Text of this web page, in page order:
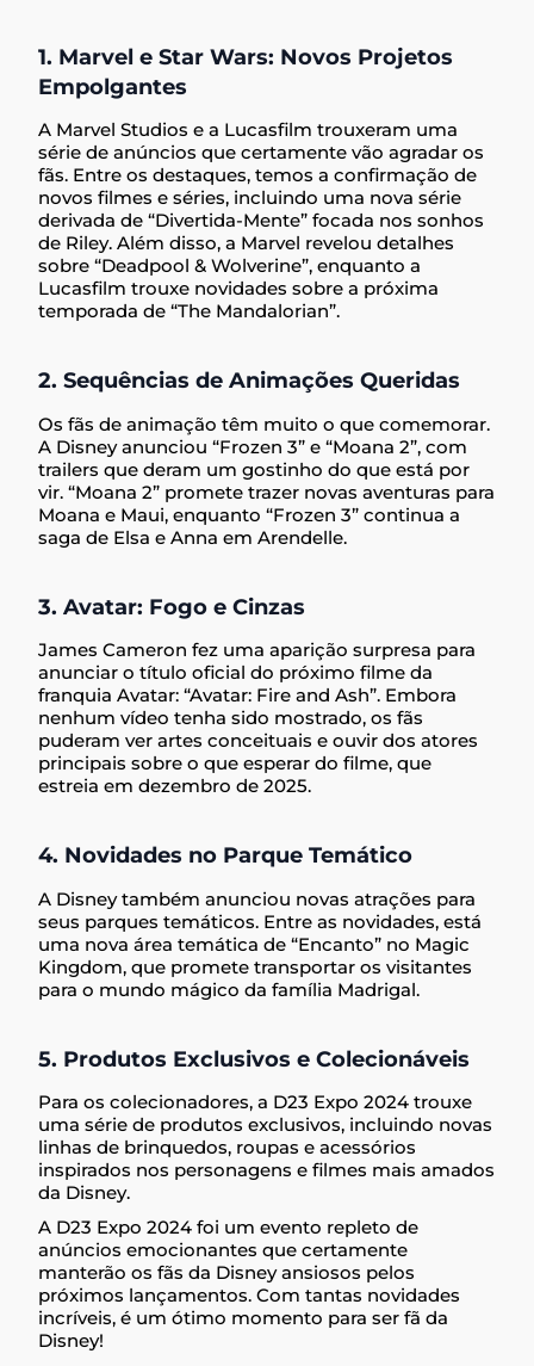
1. Marvel e Star Wars: Novos Projetos
Empolgantes
A Marvel Studios e a Lucasfilm trouxeram uma
série de anúncios que certamente vão agradar os
fãs. Entre os destaques, temos a confirmação de
novos filmes e séries, incluindo uma nova série
derivada de “Divertida-Mente” focada nos sonhos
de Riley. Além disso, a Marvel revelou detalhes
sobre “Deadpool & Wolverine”, enquanto a
Lucasfilm trouxe novidades sobre a próxima
temporada de “The Mandalorian”.
2. Sequências de Animações Queridas
Os fãs de animação têm muito o que comemorar.
A Disney anunciou “Frozen 3” e “Moana 2”, com
trailers que deram um gostinho do que está por
vir. “Moana 2” promete trazer novas aventuras para
Moana e Maui, enquanto “Frozen 3” continua a
saga de Elsa e Anna em Arendelle.
3. Avatar: Fogo e Cinzas
James Cameron fez uma aparição surpresa para
anunciar o título oficial do próximo filme da
franquia Avatar: “Avatar: Fire and Ash”. Embora
nenhum vídeo tenha sido mostrado, os fãs
puderam ver artes conceituais e ouvir dos atores
principais sobre o que esperar do filme, que
estreia em dezembro de 2025.
4. Novidades no Parque Temático
A Disney também anunciou novas atrações para
seus parques temáticos. Entre as novidades, está
uma nova área temática de “Encanto” no Magic
Kingdom, que promete transportar os visitantes
para o mundo mágico da família Madrigal.
5. Produtos Exclusivos e Colecionáveis
Para os colecionadores, a D23 Expo 2024 trouxe
uma série de produtos exclusivos, incluindo novas
linhas de brinquedos, roupas e acessórios
inspirados nos personagens e filmes mais amados
da Disney.
A D23 Expo 2024 foi um evento repleto de
anúncios emocionantes que certamente
manterão os fãs da Disney ansiosos pelos
próximos lançamentos. Com tantas novidades
incríveis, é um ótimo momento para ser fã da
Disney!